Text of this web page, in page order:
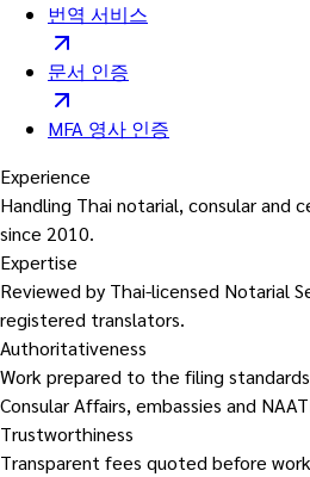
번역 서비스
문서 인증
MFA 영사 인증
Experience
Handling Thai notarial, consular and
since 2010.
Expertise
Reviewed by Thai-licensed Notarial
registered translators.
Authoritativeness
Work prepared to the filing
Consular Affairs, embassies and
Trustworthiness
Transparent fees quoted before